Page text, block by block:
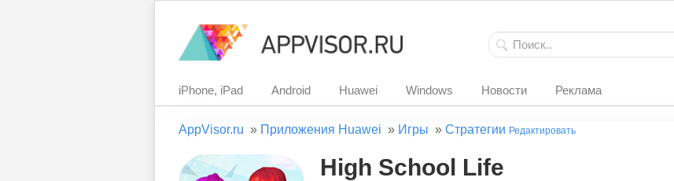
iPhone, iPad Android Huawei Windows Новости Реклама
AppVisor.ru » Приложения Huawei » Игры » Стратегии Редактировать
High School Life